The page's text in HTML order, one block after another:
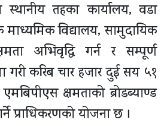
तहका कार्यालय, वडा
माध्यमिक विद्यालय, सामुदायिक
अभिवृद्धि गर्न र सम्पूर्ण
गरी करिब चार हजार दुई सय ५१
क्षमताको ब्रोडब्याण्ड
प्राधिकरणको योजना छ ।